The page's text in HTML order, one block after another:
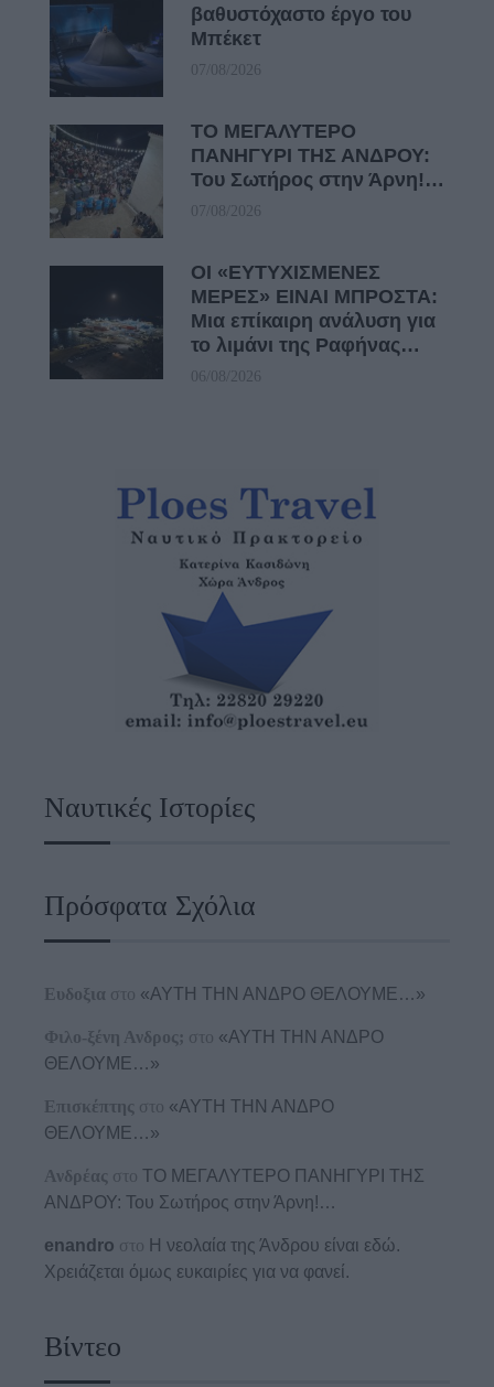
βαθυστόχαστο έργο του
Μπέκετ
07/08/2026
ΤΟ ΜΕΓΑΛΥΤΕΡΟ
ΠΑΝΗΓΥΡΙ ΤΗΣ ΑΝΔΡΟΥ:
Του Σωτήρος στην Άρνη!…
07/08/2026
ΟΙ «ΕΥΤΥΧΙΣΜΕΝΕΣ
ΜΕΡΕΣ» ΕΙΝΑΙ ΜΠΡΟΣΤΑ:
Μια επίκαιρη ανάλυση για
το λιμάνι της Ραφήνας…
06/08/2026
Ναυτικές Ιστορίες
Πρόσφατα Σχόλια
Ευδοξια στο «ΑΥΤΗ ΤΗΝ ΑΝΔΡΟ ΘΕΛΟΥΜΕ…»
Φιλο-ξένη Ανδρος; στο «ΑΥΤΗ ΤΗΝ ΑΝΔΡΟ
ΘΕΛΟΥΜΕ…»
Επισκέπτης στο «ΑΥΤΗ ΤΗΝ ΑΝΔΡΟ
ΘΕΛΟΥΜΕ…»
Ανδρέας στο ΤΟ ΜΕΓΑΛΥΤΕΡΟ ΠΑΝΗΓΥΡΙ ΤΗΣ
ΑΝΔΡΟΥ: Του Σωτήρος στην Άρνη!…
enandro στο Η νεολαία της Άνδρου είναι εδώ.
Χρειάζεται όμως ευκαιρίες για να φανεί.
Βίντεο